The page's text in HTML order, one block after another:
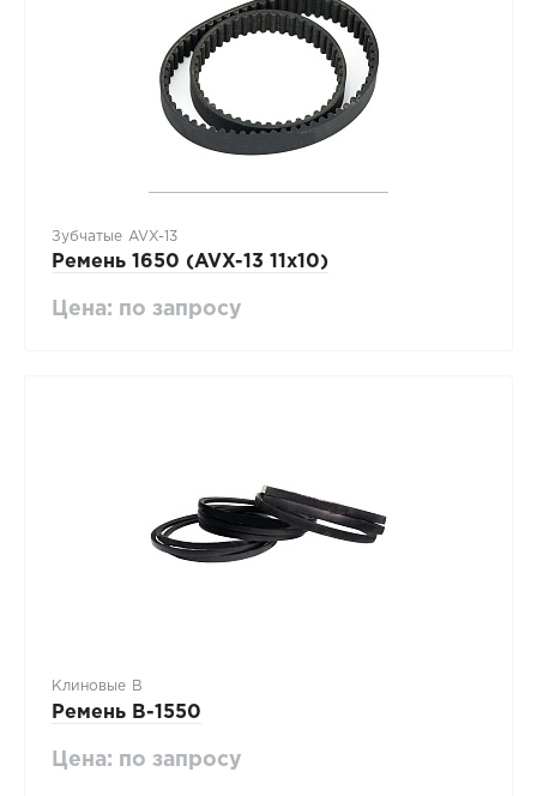
Зубчатые AVX-13
Ремень 1650 (AVX-13 11х10)
Цена: по запросу
Клиновые В
Ремень B-1550
Цена: по запросу